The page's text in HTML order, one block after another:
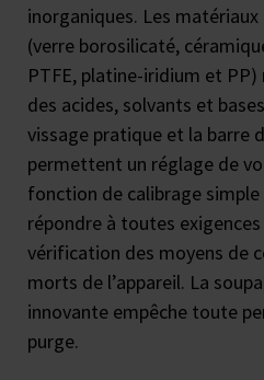
inorganiques. Les
(verre borosilicaté,
PTFE, platine-iridium et
des acides, solvants et
vissage pratique et la barre
permettent un réglage de
fonction de calibrage
répondre à toutes
vérification des moyens de
morts de l’appareil. La
innovante empêche toute
purge.